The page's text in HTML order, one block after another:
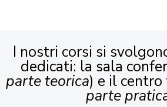
I nostri corsi si
dedicati: la sala
parte teorica) e il centro
parte